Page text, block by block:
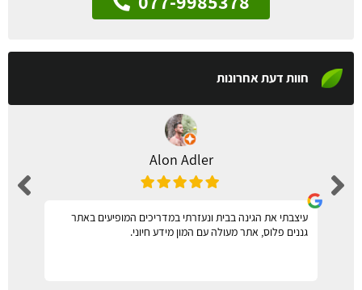
חוות דעת אחרונות
Alon Adler
עיצבתי את הגינה בבית ונעזרתי במדריכים המופיעים באתר
גננים פלוס, אתר מעולה עם המון מידע חיוני.